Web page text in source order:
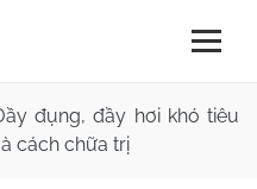
đụng, đầy hơi khó tiêu
cách chữa trị